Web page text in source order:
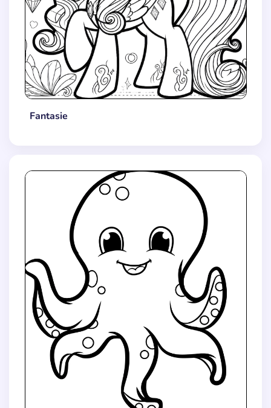
Fantasie